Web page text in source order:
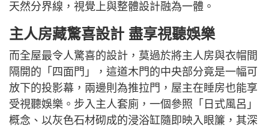
天然分界線，視覺上與整體設計融為一體。
主人房藏驚喜設計 盡享視聽娛樂
而全屋最令人驚喜的設計，莫過於將主人房與衣帽間
隔開的「四面門」，這道木門的中央部分竟是一幅可
放下的投影幕，兩邊則為推拉門，屋主在睡房也能享
受視聽娛樂。步入主人套廁，一個參照「日式風呂」
概念、以灰色石材砌成的浸浴缸隨即映入眼簾，其深